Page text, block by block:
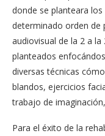
donde se planteara
determinado orden de
audiovisual de la 2 a
planteados
diversas técnicas
blandos, ejercicios
trabajo de
Para el éxito de la